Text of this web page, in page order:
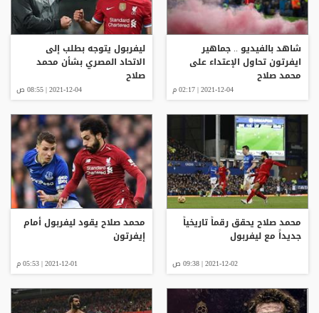
شاهد بالفيديو .. جماهير
ايفرتون تحاول الإعتداء على
محمد صلاح
2021-12-04 | 02:17 م
ليفربول يتوجه بطلب إلى
الاتحاد المصري بشأن محمد
صلاح
2021-12-04 | 08:55 ص
محمد صلاح يحقق رقماً تاريخياً
جديداً مع ليفربول
2021-12-02 | 09:38 ص
محمد صلاح يقود ليفربول أمام
إيفرتون
2021-12-01 | 05:53 م